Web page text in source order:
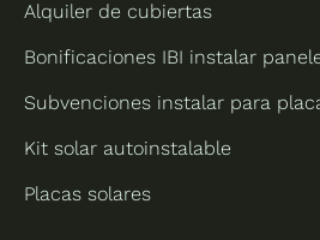
Alquiler de cubiertas
Bonificaciones IBI instalar
Subvenciones instalar para
Kit solar autoinstalable
Placas solares